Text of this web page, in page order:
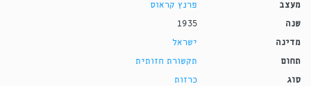
מעצב פרנץ קראוס
שנה 1935
מדינה ישראל
תחום תקשורת חזותית
סוג כרזות